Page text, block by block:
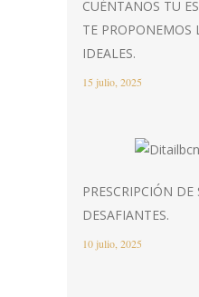
CUÉNTANOS TU
TE PROPONEMOS
IDEALES.
15 julio, 2025
PRESCRIPCIÓN
DESAFIANTES.
10 julio, 2025